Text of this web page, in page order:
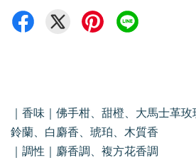
｜香味｜佛手柑、甜橙、大馬士革玫
鈴蘭、白麝香、琥珀、木質香
｜調性｜麝香調、複方花香調